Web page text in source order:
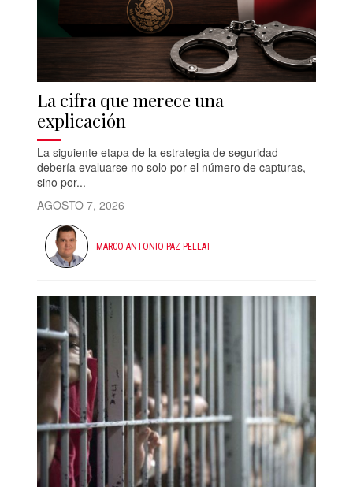
La cifra que merece una
explicación
La siguiente etapa de la estrategia de seguridad
debería evaluarse no solo por el número de capturas,
sino por...
AGOSTO 7, 2026
MARCO ANTONIO PAZ PELLAT